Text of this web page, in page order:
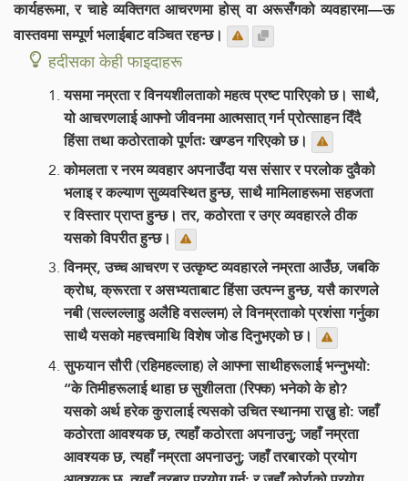
कार्यहरूमा, र चाहे व्यक्तिगत आचरणमा होस् वा अरूसँगको व्यवहारमा—ऊ
वास्तवमा सम्पूर्ण भलाईबाट वञ्चित रहन्छ।
हदीसका केही फाइदाहरू
यसमा नम्रता र विनयशीलताको महत्व प्रष्ट पारिएको छ। साथै,
यो आचरणलाई आफ्नो जीवनमा आत्मसात् गर्न प्रोत्साहन दिँदै
हिंसा तथा कठोरताको पूर्णतः खण्डन गरिएको छ।
कोमलता र नरम व्यवहार अपनाउँदा यस संसार र परलोक दुवैको
भलाइ र कल्याण सुव्यवस्थित हुन्छ, साथै मामिलाहरूमा सहजता
र विस्तार प्राप्त हुन्छ। तर, कठोरता र उग्र व्यवहारले ठीक
यसको विपरीत हुन्छ।
विनम्र, उच्च आचरण र उत्कृष्ट व्यवहारले नम्रता आउँछ, जबकि
क्रोध, क्रूरता र असभ्यताबाट हिंसा उत्पन्न हुन्छ, यसै कारणले
नबी (सल्लल्लाहु अलैहि वसल्लम) ले विनम्रताको प्रशंसा गर्नुका
साथै यसको महत्त्वमाथि विशेष जोड दिनुभएको छ।
सुफयान सौरी (रहिमहल्लाह) ले आफ्ना साथीहरूलाई भन्नुभयो:
“के तिमीहरूलाई थाहा छ सुशीलता (रिफ्क) भनेको के हो?
यसको अर्थ हरेक कुरालाई त्यसको उचित स्थानमा राख्नु हो: जहाँ
कठोरता आवश्यक छ, त्यहाँ कठोरता अपनाउनु; जहाँ नम्रता
आवश्यक छ, त्यहाँ नम्रता अपनाउनु; जहाँ तरबारको प्रयोग